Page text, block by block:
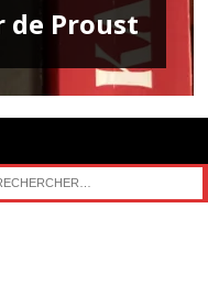
de Proust